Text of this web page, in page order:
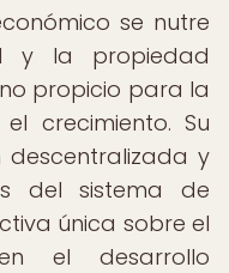
se nutre
y la propiedad
propicio para la
crecimiento. Su
descentralizada y
del sistema de
única sobre el
el desarrollo